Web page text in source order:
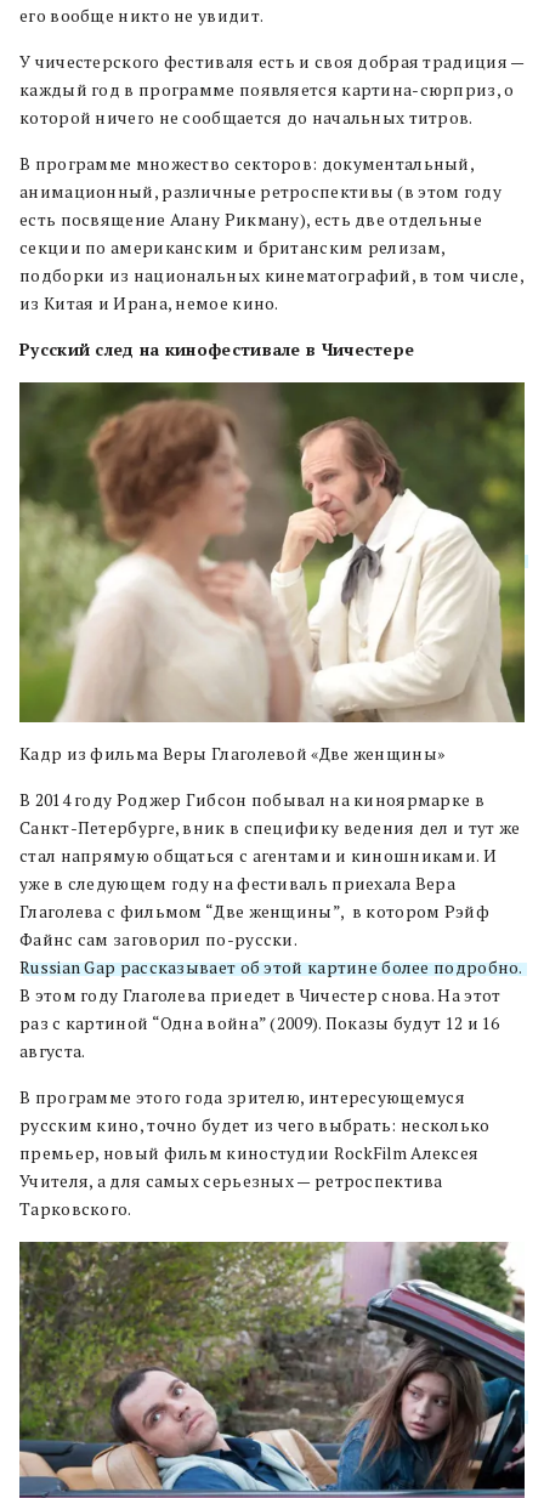
его вообще никто не увидит.
У чичестерского фестиваля есть и своя добрая традиция —
каждый год в программе появляется картина-сюрприз, о
которой ничего не сообщается до начальных титров.
В программе множество секторов: документальный,
анимационный, различные ретроспективы (в этом году
есть посвящение Алану Рикману), есть две отдельные
секции по американским и британским релизам,
подборки из национальных кинематографий, в том числе,
из Китая и Ирана, немое кино.
Русский след на кинофестивале в Чичестере
Кадр из фильма Веры Глаголевой «Две женщины»
В 2014 году Роджер Гибсон побывал на киноярмарке в
Санкт-Петербурге, вник в специфику ведения дел и тут же
стал напрямую общаться с агентами и киношниками. И
уже в следующем году на фестиваль приехала Вера
Глаголева с фильмом “Две женщины”, в котором Рэйф
Файнс сам заговорил по-русски.
Russian Gap рассказывает об этой картине более подробно.
В этом году Глаголева приедет в Чичестер снова. На этот
раз с картиной “Одна война” (2009). Показы будут 12 и 16
августа.
В программе этого года зрителю, интересующемуся
русским кино, точно будет из чего выбрать: несколько
премьер, новый фильм киностудии RockFilm Алексея
Учителя, а для самых серьезных — ретроспектива
Тарковского.